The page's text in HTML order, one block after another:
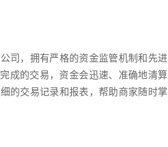
司，拥有严格的资金监管机制和先进
成的交易，资金会迅速、准确地清算
的交易记录和报表，帮助商家随时掌